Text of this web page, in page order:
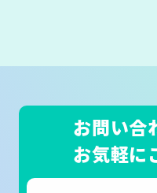
お問い合
お気軽に